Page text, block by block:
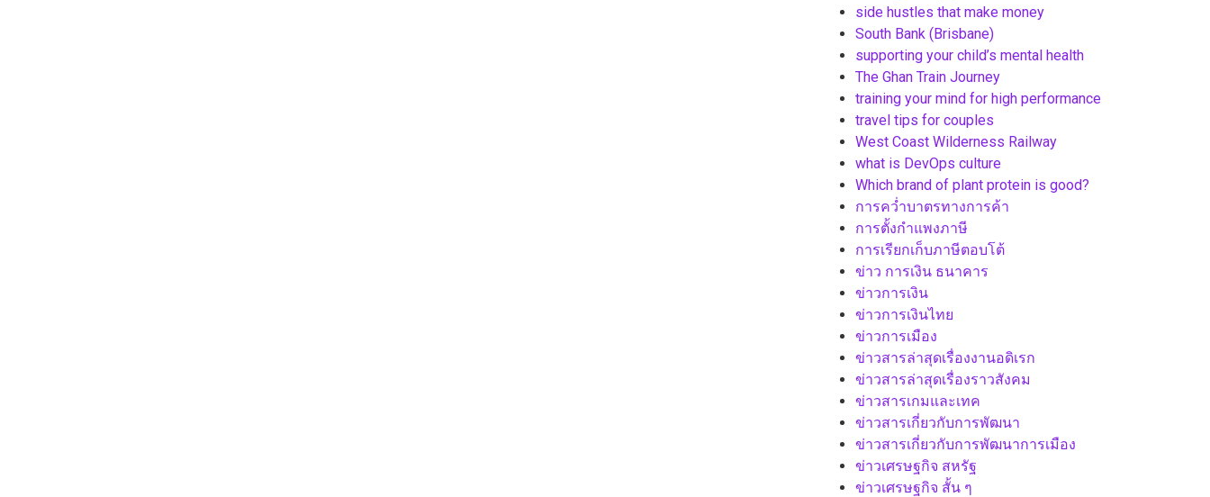
side hustles that make money
South Bank (Brisbane)
supporting your child’s mental health
The Ghan Train Journey
training your mind for high performance
travel tips for couples
West Coast Wilderness Railway
what is DevOps culture
Which brand of plant protein is good?
การคว่ำบาตรทางการค้า
การตั้งกำแพงภาษี
การเรียกเก็บภาษีตอบโต้
ข่าว การเงิน ธนาคาร
ข่าวการเงิน
ข่าวการเงินไทย
ข่าวการเมือง
ข่าวสารล่าสุดเรื่องงานอดิเรก
ข่าวสารล่าสุดเรื่องราวสังคม
ข่าวสารเกมและเทค
ข่าวสารเกี่ยวกับการพัฒนา
ข่าวสารเกี่ยวกับการพัฒนาการเมือง
ข่าวเศรษฐกิจ สหรัฐ
ข่าวเศรษฐกิจ สั้น ๆ